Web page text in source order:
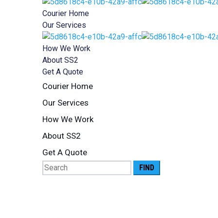
Courier Home
Our Services
How We Work
About SS2
Get A Quote
Courier Home
Our Services
How We Work
About SS2
Get A Quote
Search
for: